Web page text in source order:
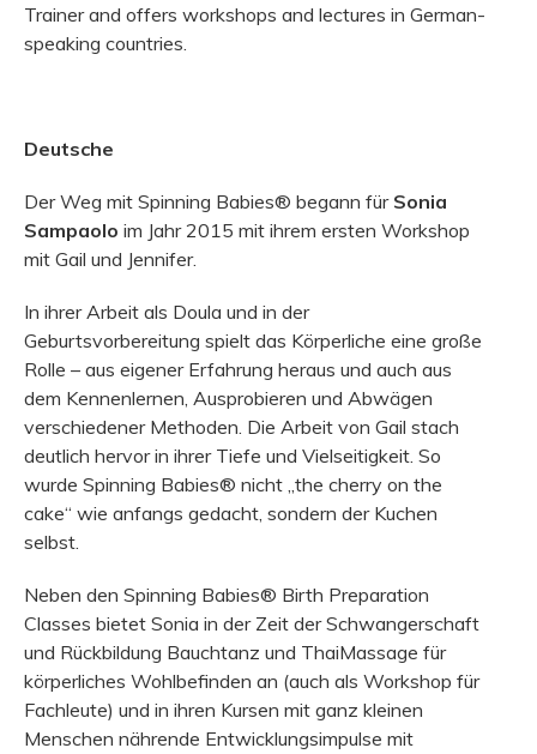
Trainer and offers workshops and lectures in German-
speaking countries.
Deutsche
Der Weg mit Spinning Babies® begann für Sonia
Sampaolo im Jahr 2015 mit ihrem ersten Workshop
mit Gail und Jennifer.
In ihrer Arbeit als Doula und in der
Geburtsvorbereitung spielt das Körperliche eine große
Rolle – aus eigener Erfahrung heraus und auch aus
dem Kennenlernen, Ausprobieren und Abwägen
verschiedener Methoden. Die Arbeit von Gail stach
deutlich hervor in ihrer Tiefe und Vielseitigkeit. So
wurde Spinning Babies® nicht „the cherry on the
cake“ wie anfangs gedacht, sondern der Kuchen
selbst.
Neben den Spinning Babies® Birth Preparation
Classes bietet Sonia in der Zeit der Schwangerschaft
und Rückbildung Bauchtanz und ThaiMassage für
körperliches Wohlbefinden an (auch als Workshop für
Fachleute) und in ihren Kursen mit ganz kleinen
Menschen nährende Entwicklungsimpulse mit